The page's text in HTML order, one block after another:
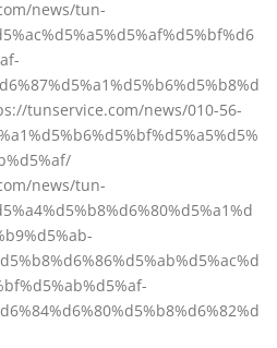
news/tun-
tunservice.com/news/010-56-
news/tun-